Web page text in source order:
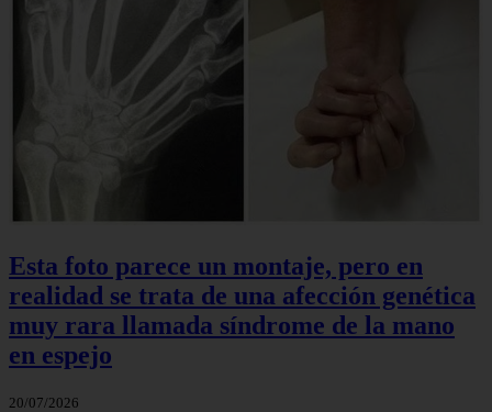
Esta foto parece un montaje, pero en
realidad se trata de una afección genética
muy rara llamada síndrome de la mano
en espejo
20/07/2026